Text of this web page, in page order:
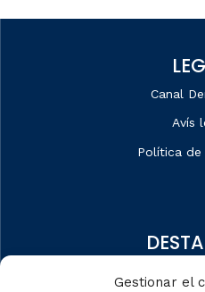
Gestionar el
Canal
Avís
Política